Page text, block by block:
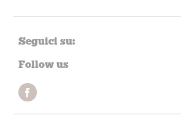
Seguici su:
Follow us